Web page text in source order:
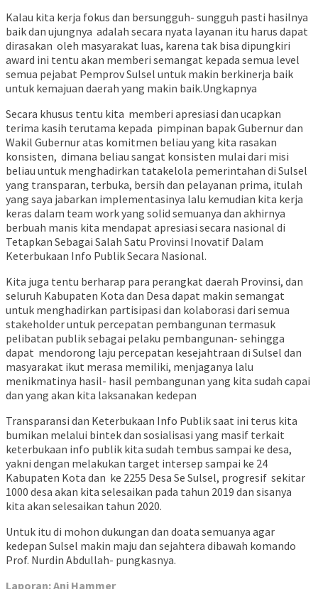
Kalau kita kerja fokus dan bersungguh- sungguh pasti hasilnya
baik dan ujungnya adalah secara nyata layanan itu harus dapat
dirasakan oleh masyarakat luas, karena tak bisa dipungkiri
award ini tentu akan memberi semangat kepada semua level
semua pejabat Pemprov Sulsel untuk makin berkinerja baik
untuk kemajuan daerah yang makin baik.Ungkapnya
Secara khusus tentu kita memberi apresiasi dan ucapkan
terima kasih terutama kepada pimpinan bapak Gubernur dan
Wakil Gubernur atas komitmen beliau yang kita rasakan
konsisten, dimana beliau sangat konsisten mulai dari misi
beliau untuk menghadirkan tatakelola pemerintahan di Sulsel
yang transparan, terbuka, bersih dan pelayanan prima, itulah
yang saya jabarkan implementasinya lalu kemudian kita kerja
keras dalam team work yang solid semuanya dan akhirnya
berbuah manis kita mendapat apresiasi secara nasional di
Tetapkan Sebagai Salah Satu Provinsi Inovatif Dalam
Keterbukaan Info Publik Secara Nasional.
Kita juga tentu berharap para perangkat daerah Provinsi, dan
seluruh Kabupaten Kota dan Desa dapat makin semangat
untuk menghadirkan partisipasi dan kolaborasi dari semua
stakeholder untuk percepatan pembangunan termasuk
pelibatan publik sebagai pelaku pembangunan- sehingga
dapat mendorong laju percepatan kesejahtraan di Sulsel dan
masyarakat ikut merasa memiliki, menjaganya lalu
menikmatinya hasil- hasil pembangunan yang kita sudah capai
dan yang akan kita laksanakan kedepan
Transparansi dan Keterbukaan Info Publik saat ini terus kita
bumikan melalui bintek dan sosialisasi yang masif terkait
keterbukaan info publik kita sudah tembus sampai ke desa,
yakni dengan melakukan target intersep sampai ke 24
Kabupaten Kota dan ke 2255 Desa Se Sulsel, progresif sekitar
1000 desa akan kita selesaikan pada tahun 2019 dan sisanya
kita akan selesaikan tahun 2020.
Untuk itu di mohon dukungan dan doata semuanya agar
kedepan Sulsel makin maju dan sejahtera dibawah komando
Prof. Nurdin Abdullah- pungkasnya.
Laporan: Ani Hammer